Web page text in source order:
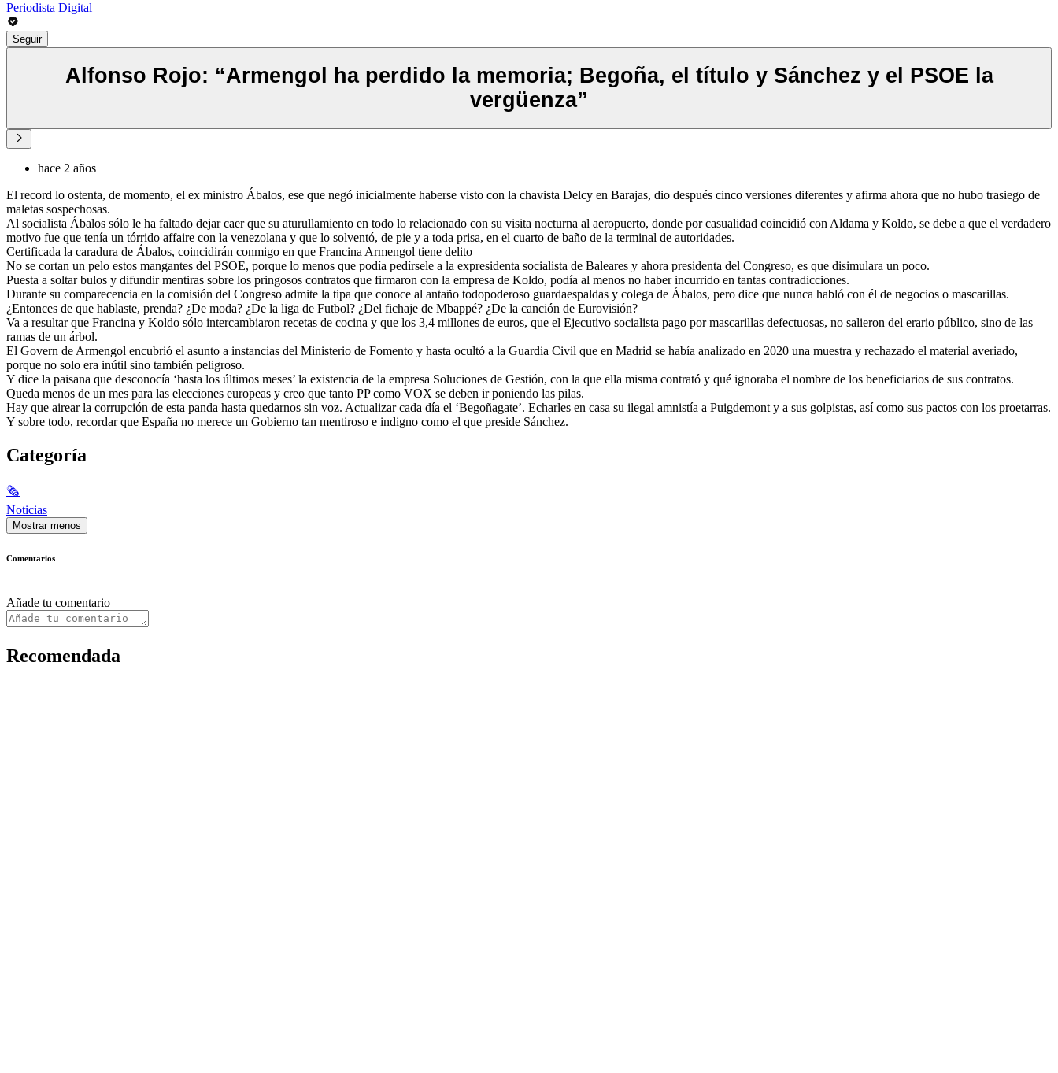
Periodista Digital
Seguir
Alfonso Rojo: “Armengol ha perdido la memoria; Begoña, el título y Sánchez y el PSOE la
vergüenza”
hace 2 años
El record lo ostenta, de momento, el ex ministro Ábalos, ese que negó inicialmente haberse visto con la chavista Delcy en Barajas, dio después cinco versiones diferentes y afirma ahora que no hubo trasiego de
maletas sospechosas.
Al socialista Ábalos sólo le ha faltado dejar caer que su aturullamiento en todo lo relacionado con su visita nocturna al aeropuerto, donde por casualidad coincidió con Aldama y Koldo, se debe a que el verdadero
motivo fue que tenía un tórrido affaire con la venezolana y que lo solventó, de pie y a toda prisa, en el cuarto de baño de la terminal de autoridades.
Certificada la caradura de Ábalos, coincidirán conmigo en que Francina Armengol tiene delito
No se cortan un pelo estos mangantes del PSOE, porque lo menos que podía pedírsele a la expresidenta socialista de Baleares y ahora presidenta del Congreso, es que disimulara un poco.
Puesta a soltar bulos y difundir mentiras sobre los pringosos contratos que firmaron con la empresa de Koldo, podía al menos no haber incurrido en tantas contradicciones.
Durante su comparecencia en la comisión del Congreso admite la tipa que conoce al antaño todopoderoso guardaespaldas y colega de Ábalos, pero dice que nunca habló con él de negocios o mascarillas.
¿Entonces de que hablaste, prenda? ¿De moda? ¿De la liga de Futbol? ¿Del fichaje de Mbappé? ¿De la canción de Eurovisión?
Va a resultar que Francina y Koldo sólo intercambiaron recetas de cocina y que los 3,4 millones de euros, que el Ejecutivo socialista pago por mascarillas defectuosas, no salieron del erario público, sino de las
ramas de un árbol.
El Govern de Armengol encubrió el asunto a instancias del Ministerio de Fomento y hasta ocultó a la Guardia Civil que en Madrid se había analizado en 2020 una muestra y rechazado el material averiado,
porque no solo era inútil sino también peligroso.
Y dice la paisana que desconocía ‘hasta los últimos meses’ la existencia de la empresa Soluciones de Gestión, con la que ella misma contrató y qué ignoraba el nombre de los beneficiarios de sus contratos.
Queda menos de un mes para las elecciones europeas y creo que tanto PP como VOX se deben ir poniendo las pilas.
Hay que airear la corrupción de esta panda hasta quedarnos sin voz. Actualizar cada día el ‘Begoñagate’. Echarles en casa su ilegal amnistía a Puigdemont y a sus golpistas, así como sus pactos con los proetarras.
Y sobre todo, recordar que España no merece un Gobierno tan mentiroso e indigno como el que preside Sánchez.
Categoría
🗞
Noticias
Mostrar menos
Comentarios
Añade tu comentario
Recomendada